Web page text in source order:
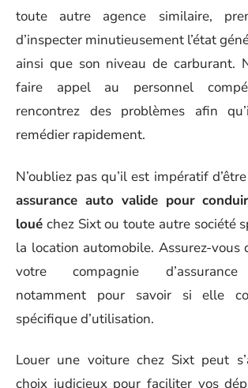
toute autre agence similaire,
d’inspecter minutieusement l’état
ainsi que son niveau de carburant.
faire appel au personnel
rencontrez des problèmes afin
remédier rapidement.
N’oubliez pas qu’il est impératif d’être
assurance auto valide pour
loué chez Sixt ou toute autre société
la location automobile. Assurez-vous
votre compagnie d’assurance
notamment pour savoir si elle
spécifique d’utilisation.
Louer une voiture chez Sixt peut
choix judicieux pour faciliter vos